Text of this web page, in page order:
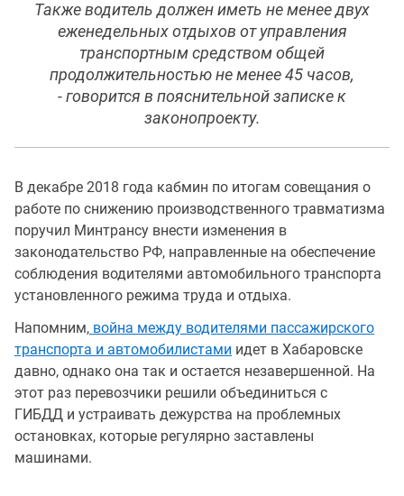
Также водитель должен иметь не менее двух
еженедельных отдыхов от управления
транспортным средством общей
продолжительностью не менее 45 часов,
- говорится в пояснительной записке к
законопроекту.
В декабре 2018 года кабмин по итогам совещания о
работе по снижению производственного травматизма
поручил Минтрансу внести изменения в
законодательство РФ, направленные на обеспечение
соблюдения водителями автомобильного транспорта
установленного режима труда и отдыха.
Напомним, война между водителями пассажирского
транспорта и автомобилистами идет в Хабаровске
давно, однако она так и остается незавершенной. На
этот раз перевозчики решили объединиться с
ГИБДД и устраивать дежурства на проблемных
остановках, которые регулярно заставлены
машинами.